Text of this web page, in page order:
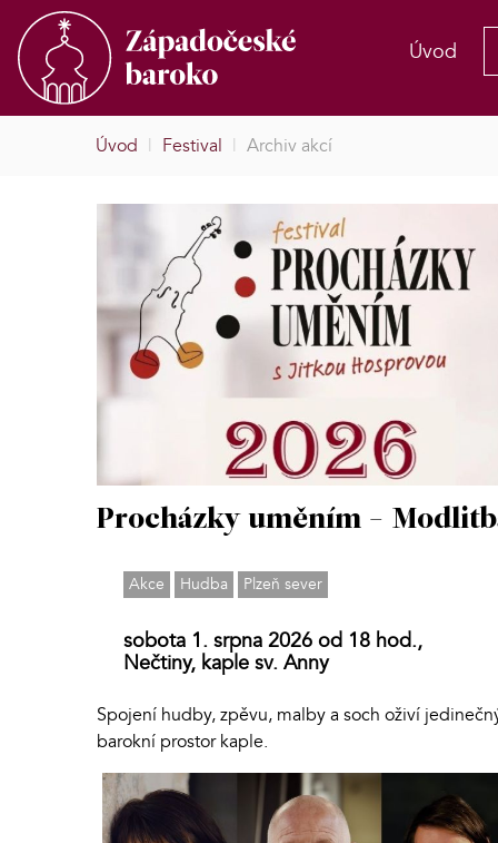
Úvod
Úvod | Festival | Archiv akcí
Procházky uměním -
Akce Hudba Plzeň sever
sobota 1. srpna 2026 od 18 hod.,
Nečtiny, kaple sv. Anny
Spojení hudby, zpěvu, malby a soch oživí
barokní prostor kaple.